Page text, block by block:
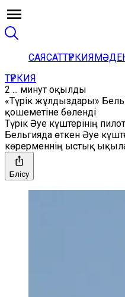
САЯСАТТҮРКИЯ
ТҮРКИЯ
2 ... минут оқылды
«Түрік жұлдыздары»
қошеметіне бөленді
Түрік Әуе күштерінің
Бельгияда өткен Әуе
көрерменнің ыстық
Бөлісу